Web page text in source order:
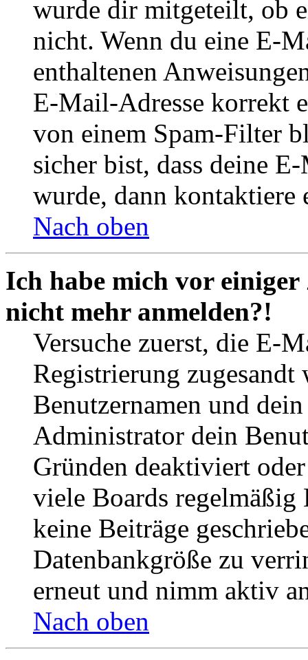
wurde dir mitgeteilt, ob
nicht. Wenn du eine E-
enthaltenen
E-Mail-Adresse korrekt
von einem Spam-Filter
sicher bist, dass deine
wurde, dann kontaktiere
Nach oben
Ich habe mich vor
nicht mehr anmelden?!
Versuche zuerst, die E-
Registrierung
Benutzernamen und
Administrator dein
Gründen deaktiviert
viele Boards
keine Beiträge
Datenbankgröße zu
erneut und nimm aktiv
Nach oben